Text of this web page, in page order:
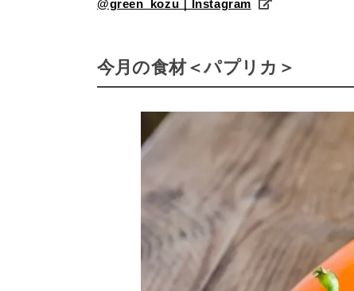
@green_kozu｜Instagram
今月の食材＜パプリカ＞